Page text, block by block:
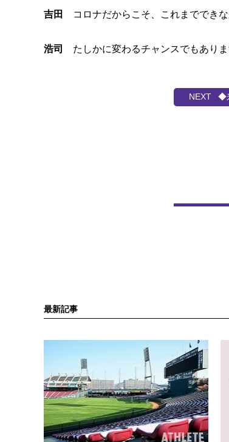
吉田 コロナだからこそ、これまでできな
浩司 たしかに変わるチャンスでもありま
◆
最新記事